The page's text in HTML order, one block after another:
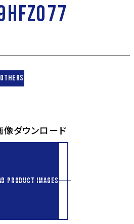
OTHERS
像ダウンロード
PRODUCT IMAGES